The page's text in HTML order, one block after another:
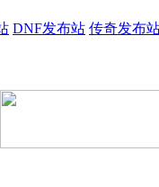
DNF发布站 传奇发布